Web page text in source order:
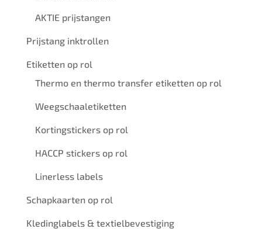
AKTIE prijstangen
Prijstang inktrollen
Etiketten op rol
Thermo en thermo transfer etiketten op rol
Weegschaaletiketten
Kortingstickers op rol
HACCP stickers op rol
Linerless labels
Schapkaarten op rol
Kledinglabels & textielbevestiging